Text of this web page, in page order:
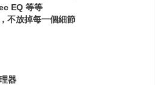
EQ 等等
不放掉每一個細節
器